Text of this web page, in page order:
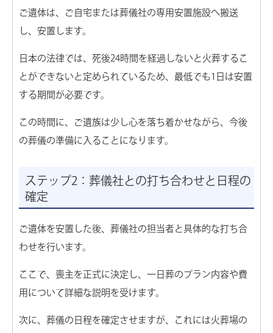
ご遺体は、ご自宅または葬儀社の専用安置施設へ搬送
し、安置します。
日本の法律では、死後24時間を経過しないと火葬するこ
とができないと定められているため、最低でも1日は安置
する期間が必要です。
この時間に、ご遺族は少し心を落ち着かせながら、今後
の葬儀の準備に入ることになります。
ステップ2：葬儀社との打ち合わせと日程の
確定
ご遺体を安置した後、葬儀社の担当者と具体的な打ち合
わせを行います。
ここで、喪主を正式に決定し、一日葬のプラン内容や費
用について詳細な説明を受けます。
次に、葬儀の日程を確定させますが、これには火葬場の